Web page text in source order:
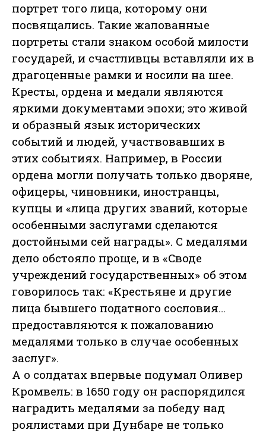
портрет того лица, которому они
посвящались. Такие жалованные
портреты стали знаком особой милости
государей, и счастливцы вставляли их в
драгоценные рамки и носили на шее.
Кресты, ордена и медали являются
яркими документами эпохи; это живой
и образный язык исторических
событий и людей, участвовавших в
этих событиях. Например, в России
ордена могли получать только дворяне,
офицеры, чиновники, иностранцы,
купцы и «лица других званий, которые
особенными заслугами сделаются
достойными сей награды». С медалями
дело обстояло проще, и в «Своде
учреждений государственных» об этом
говорилось так: «Крестьяне и другие
лица бывшего податного сословия…
предоставляются к пожалованию
медалями только в случае особенных
заслуг».
А о солдатах впервые подумал Оливер
Кромвель: в 1650 году он распорядился
наградить медалями за победу над
роялистами при Дунбаре не только